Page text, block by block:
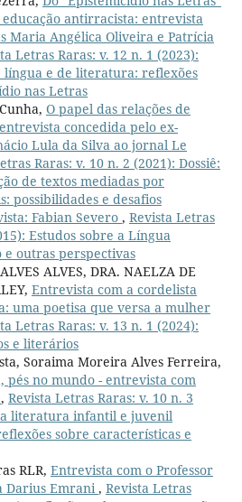
antirracista: entrevista
Maria Angélica Oliveira e Patrícia
Letras Raras: v. 12 n. 1 (2023):
língua e de literatura: reflexões
nas Letras
O papel das relações de
concedida pelo ex-
Lula da Silva ao jornal Le
Raras: v. 10 n. 2 (2021): Dossiê:
de textos mediadas por
possibilidades e desafios
Fabian Severo , Revista Letras
Estudos sobre a Língua
e outras perspectivas
ALVES, DRA. NAELZA DE
Entrevista com a cordelista
uma poetisa que versa a mulher
Letras Raras: v. 13 n. 1 (2024):
e literários
Soraima Moreira Alves Ferreira,
pés no mundo - entrevista com
, Revista Letras Raras: v. 10 n. 3
literatura infantil e juvenil
sobre características e
RLR, Entrevista com o Professor
Darius Emrani , Revista Letras